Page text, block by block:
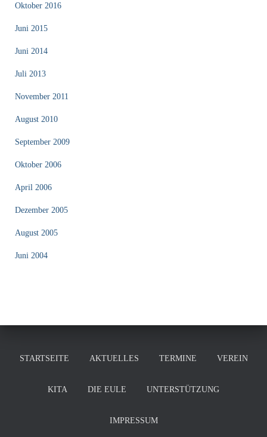
Oktober 2016
Juni 2015
Juni 2014
Juli 2013
November 2011
August 2010
September 2009
Oktober 2006
April 2006
Dezember 2005
August 2005
Juni 2004
STARTSEITE AKTUELLES TERMINE VEREIN
KITA DIE EULE UNTERSTÜTZUNG
IMPRESSUM